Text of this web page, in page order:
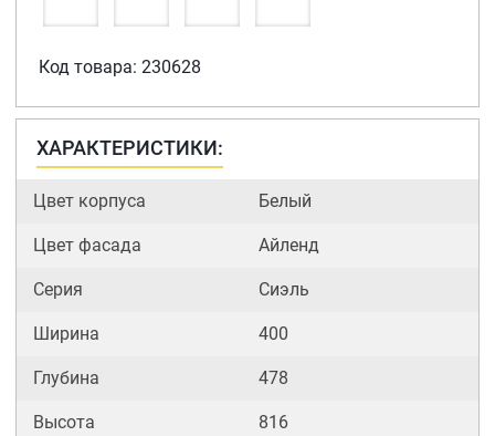
Код товара: 230628
ХАРАКТЕРИСТИКИ:
Цвет корпуса Белый
Цвет фасада Айленд
Серия Сиэль
Ширина 400
Глубина 478
Высота 816